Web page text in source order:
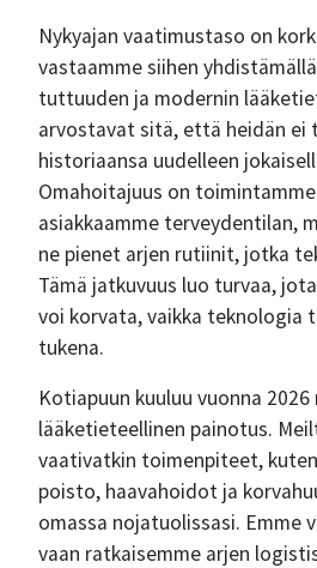
Nykyajan vaatimustaso on
vastaamme siihen
tuttuuden ja modernin
arvostavat sitä, että heidän ei
historiaansa uudelleen
Omahoitajuus on
asiakkaamme terveydentilan,
ne pienet arjen rutiinit, jotka
Tämä jatkuvuus luo turvaa,
voi korvata, vaikka teknologia
tukena.
Kotiapuun kuuluu vuonna 2026
lääketieteellinen painotus.
vaativatkin toimenpiteet,
poisto, haavahoidot ja
omassa nojatuolissasi. Emme
vaan ratkaisemme arjen